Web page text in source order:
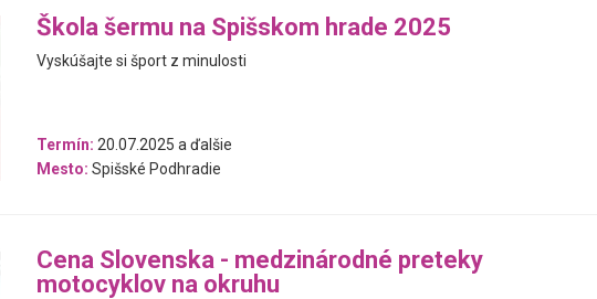
Škola šermu na Spišskom hrade 2025
Vyskúšajte si šport z minulosti
Termín: 20.07.2025 a ďalšie
Mesto: Spišské Podhradie
Cena Slovenska - medzinárodné preteky
motocyklov na okruhu